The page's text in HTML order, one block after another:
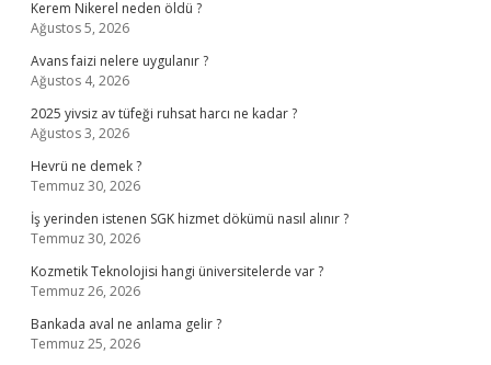
Kerem Nikerel neden öldü ?
Ağustos 5, 2026
Avans faizi nelere uygulanır ?
Ağustos 4, 2026
2025 yivsiz av tüfeği ruhsat harcı ne kadar ?
Ağustos 3, 2026
Hevrü ne demek ?
Temmuz 30, 2026
İş yerinden istenen SGK hizmet dökümü nasıl alınır ?
Temmuz 30, 2026
Kozmetik Teknolojisi hangi üniversitelerde var ?
Temmuz 26, 2026
Bankada aval ne anlama gelir ?
Temmuz 25, 2026